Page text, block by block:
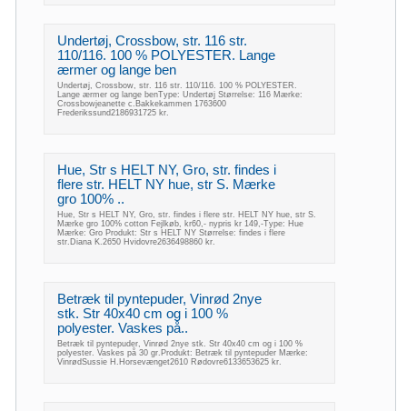
Undertøj, Crossbow, str. 116 str.
110/116. 100 % POLYESTER. Lange
ærmer og lange ben
Undertøj, Crossbow, str. 116 str. 110/116. 100 % POLYESTER.
Lange ærmer og lange benType: Undertøj Størrelse: 116 Mærke:
Crossbowjeanette c.Bakkekammen 1763600
Frederikssund2186931725 kr.
Hue, Str s HELT NY, Gro, str. findes i
flere str. HELT NY hue, str S. Mærke
gro 100% ..
Hue, Str s HELT NY, Gro, str. findes i flere str. HELT NY hue, str S.
Mærke gro 100% cotton Fejlkøb, kr60,- nypris kr 149,-Type: Hue
Mærke: Gro Produkt: Str s HELT NY Størrelse: findes i flere
str.Diana K.2650 Hvidovre2636498860 kr.
Betræk til pyntepuder, Vinrød 2nye
stk. Str 40x40 cm og i 100 %
polyester. Vaskes på..
Betræk til pyntepuder, Vinrød 2nye stk. Str 40x40 cm og i 100 %
polyester. Vaskes på 30 gr.Produkt: Betræk til pyntepuder Mærke:
VinrødSussie H.Horsevænget2610 Rødovre6133653625 kr.